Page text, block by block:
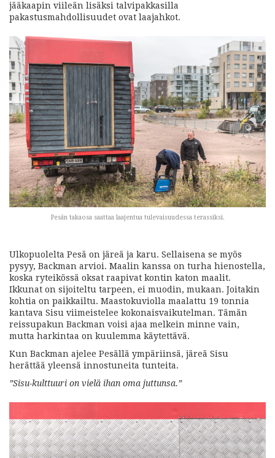
jääkaapin viileän lisäksi talvipakkasilla
pakastusmahdollisuudet ovat laajahkot.
Pesän takaosa saattaa laajentua tulevaisuudessa terassiksi.
Ulkopuolelta Pesä on järeä ja karu. Sellaisena se myös
pysyy, Backman arvioi. Maalin kanssa on turha hienostella,
koska ryteikössä oksat raapivat kontin katon maalit.
Ikkunat on sijoiteltu tarpeen, ei muodin, mukaan. Joitakin
kohtia on paikkailtu. Maastokuviolla maalattu 19 tonnia
kantava Sisu viimeistelee kokonaisvaikutelman. Tämän
reissupakun Backman voisi ajaa melkein minne vain,
mutta harkintaa on kuulemma käytettävä.
Kun Backman ajelee Pesällä ympäriinsä, järeä Sisu
herättää yleensä innostuneita tunteita.
”Sisu-kulttuuri on vielä ihan oma juttunsa.”